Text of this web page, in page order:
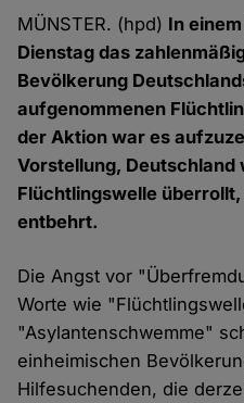
MÜNSTER. (hpd) In
Dienstag das
Bevölkerung
aufgenommenen
der Aktion war es
Vorstellung, Deutschland
Flüchtlingswelle
entbehrt.
Die Angst vor
Worte wie
"Asylantenschwemme"
einheimischen
Hilfesuchenden, die